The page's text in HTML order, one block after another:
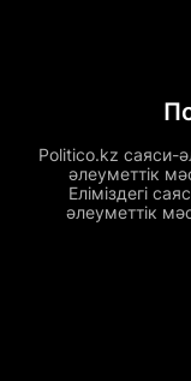
Politico.kz саяси-
әлеуметтік
Еліміздегі
әлеуметтік